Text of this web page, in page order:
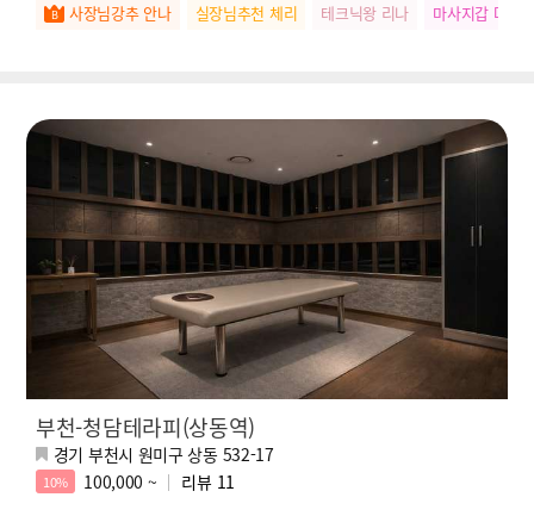
사장님강추 안나 실장님추천 체리 테크닉왕 리나 마사지갑 다정
부천-청담테라피(상동역)
경기 부천시 원미구 상동 532-17
10% 100,000 ~ 리뷰 11